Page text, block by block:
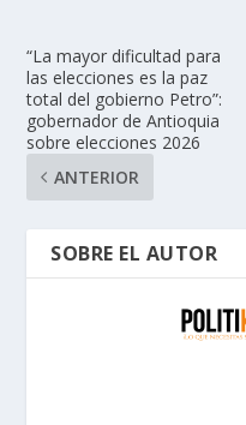
“La mayor dificultad para
las elecciones es la paz
total del gobierno Petro”:
gobernador de Antioquia
sobre elecciones 2026
ANTERIOR
SOBRE EL AUTOR